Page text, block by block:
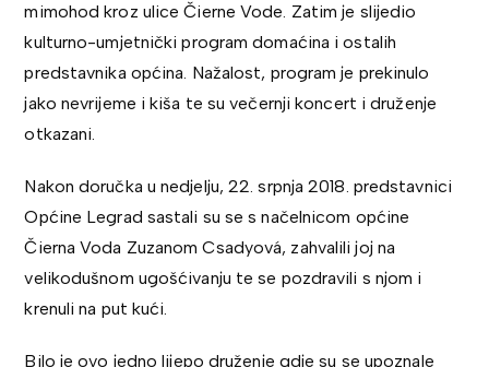
mimohod kroz ulice Čierne Vode. Zatim je slijedio
kulturno-umjetnički program domaćina i ostalih
predstavnika općina. Nažalost, program je prekinulo
jako nevrijeme i kiša te su večernji koncert i druženje
otkazani.
Nakon doručka u nedjelju, 22. srpnja 2018. predstavnici
Općine Legrad sastali su se s načelnicom općine
Čierna Voda Zuzanom Csadyová, zahvalili joj na
velikodušnom ugošćivanju te se pozdravili s njom i
krenuli na put kući.
Bilo je ovo jedno lijepo druženje gdje su se upoznale